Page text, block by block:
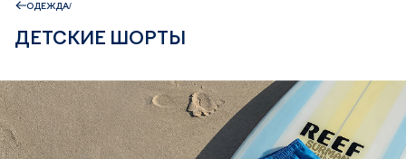
ОДЕЖДА
ДЕТСКИЕ ШОРТЫ